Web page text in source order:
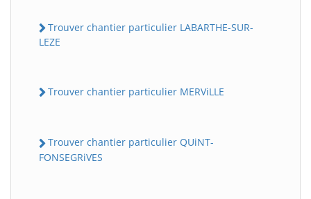
Trouver chantier particulier LABARTHE-SUR-
LEZE
Trouver chantier particulier MERViLLE
Trouver chantier particulier QUiNT-
FONSEGRiVES